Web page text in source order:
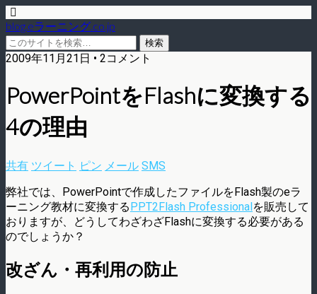
blog.eラーニング.co.jp
2009年11月21日 • 2コメント
PowerPointをFlashに変換する
4の理由
共有 ツイート ピン メール SMS
弊社では、PowerPointで作成したファイルをFlash製のeラ
ーニング教材に変換するPPT2Flash Professionalを販売して
おりますが、どうしてわざわざFlashに変換する必要がある
のでしょうか？
改ざん・再利用の防止